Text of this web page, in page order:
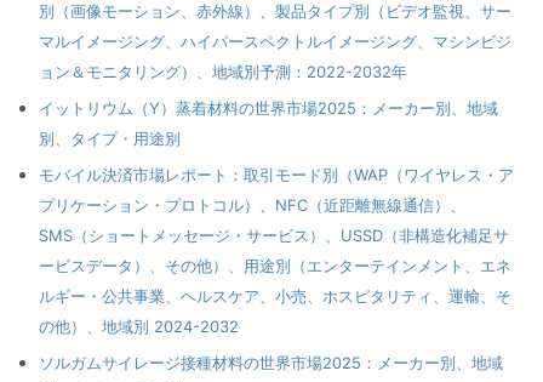
別（画像モーション、赤外線）、製品タイプ別（ビデオ監視、サー
マルイメージング、ハイパースペクトルイメージング、マシンビジ
ョン＆モニタリング）、地域別予測：2022-2032年
イットリウム（Y）蒸着材料の世界市場2025：メーカー別、地域
別、タイプ・用途別
モバイル決済市場レポート：取引モード別（WAP（ワイヤレス・ア
プリケーション・プロトコル）、NFC（近距離無線通信）、
SMS（ショートメッセージ・サービス）、USSD（非構造化補足サ
ービスデータ）、その他）、用途別（エンターテインメント、エネ
ルギー・公共事業、ヘルスケア、小売、ホスピタリティ、運輸、そ
の他）、地域別 2024-2032
ソルガムサイレージ接種材料の世界市場2025：メーカー別、地域